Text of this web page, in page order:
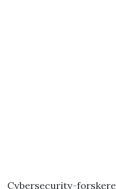
Cybersecurity-